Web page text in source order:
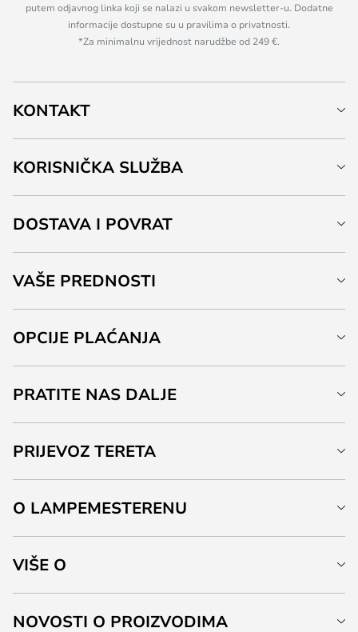
putem odjavnog linka koji se nalazi u svakom newsletter-u. Dodatne
informacije dostupne su u pravilima o privatnosti.
*Za minimalnu vrijednost narudžbe od 249 €.
KONTAKT
KORISNIČKA SLUŽBA
DOSTAVA I POVRAT
VAŠE PREDNOSTI
OPCIJE PLAĆANJA
PRATITE NAS DALJE
PRIJEVOZ TERETA
O LAMPEMESTERENU
VIŠE O
NOVOSTI O PROIZVODIMA